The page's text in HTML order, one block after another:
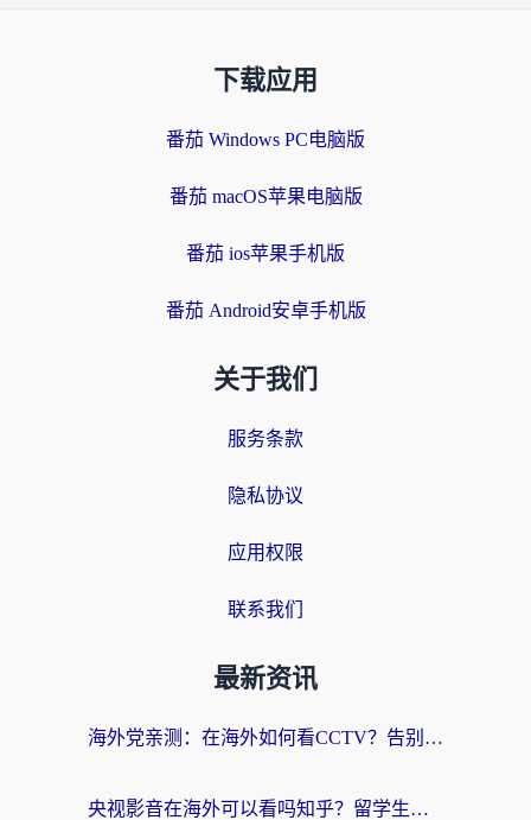
下载应用
番茄 Windows PC电脑版
番茄 macOS苹果电脑版
番茄 ios苹果手机版
番茄 Android安卓手机版
关于我们
服务条款
隐私协议
应用权限
联系我们
最新资讯
海外党亲测：在海外如何看CCTV？告别“仅限大陆播放”的实用指南
央视影音在海外可以看吗知乎？留学生亲测：3步解决地域限制+追剧自由